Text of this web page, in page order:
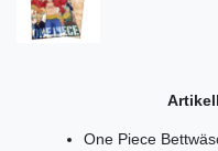
One Piece